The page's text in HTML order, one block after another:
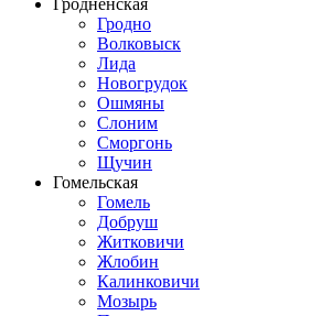
Гродно
Волковыск
Лида
Новогрудок
Ошмяны
Слоним
Сморгонь
Щучин
Гомельская
Гомель
Добруш
Житковичи
Жлобин
Калинковичи
Мозырь